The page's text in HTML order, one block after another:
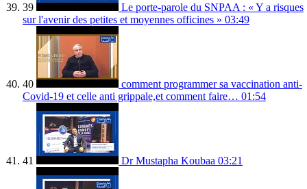
39
Le porte-parole du SNPAA : « Y a risques
sur l'avenir des petites et moyennes officines » 03:49
40
comment programmer sa vaccination anti-
Covid-19 et celle anti grippale,et comment faire… 01:54
41 Dr Mustapha Koubaa 03:21